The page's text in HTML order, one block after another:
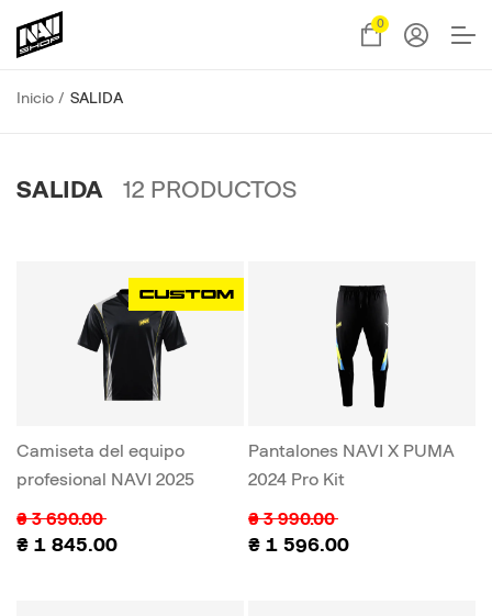
0
Inicio SALIDA
SALIDA 12 PRODUCTOS
Camiseta del equipo
profesional NAVI 2025
₴ 3 690.00
₴ 1 845.00
Pantalones NAVI X PUMA
2024 Pro Kit
₴ 3 990.00
₴ 1 596.00